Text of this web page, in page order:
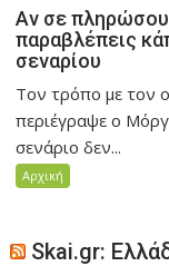
Αν σε
παραβλέπεις
σεναρίου
Τον τρόπο με τον
περιέγραψε ο
σενάριο δεν...
Αρχική
Skai.gr: